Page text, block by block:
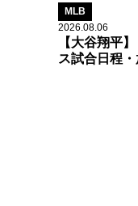
MLB
2026.08.06
【大谷翔平
ス試合日程